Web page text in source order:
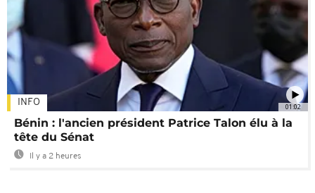
01:02
INFO
Bénin : l'ancien président Patrice Talon élu à la
tête du Sénat
Il y a 2 heures